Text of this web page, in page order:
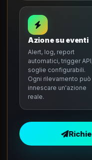
Azione su eventi
Alert, log, report
automatici, trigger
soglie configurabili.
Ogni rilevamento può
innescare un'azione
reale.